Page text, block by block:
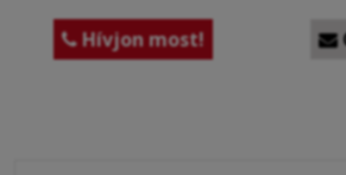
 Hívjon most! 